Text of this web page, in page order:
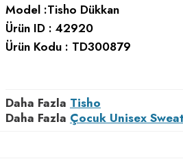
Model :Tisho Dükkan
Ürün ID : 42920
Ürün Kodu : TD300879
Daha Fazla Tisho
Daha Fazla Çocuk Unisex